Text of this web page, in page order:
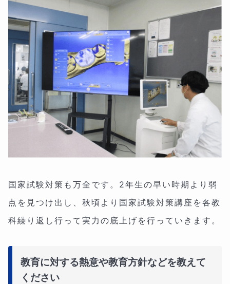
国家試験対策も万全です。2年生の早い時期より弱
点を見つけ出し、秋頃より国家試験対策講座を各教
科繰り返し行って実力の底上げを行っていきます。
教育に対する熱意や教育方針などを教えて
ください